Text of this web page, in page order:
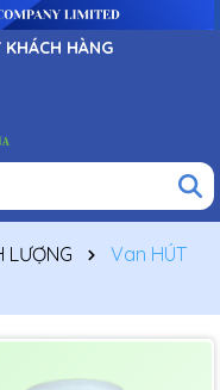
KHÁCH HÀNG
LƯỢNG
Van HÚT